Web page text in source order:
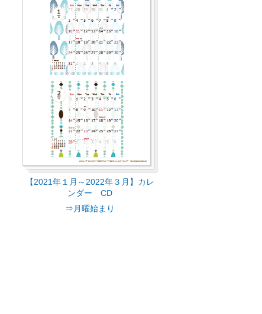
【2021年１月～2022年３月】カレ
ンダー CD
⇒月曜始まり